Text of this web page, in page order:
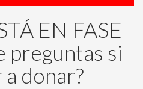
EN FASE
preguntas si
donar?